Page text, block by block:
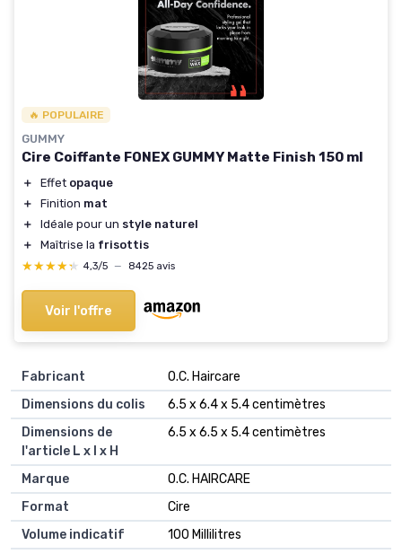
🔥 POPULAIRE
GUMMY
Cire Coiffante FONEX GUMMY Matte Finish 150 ml
＋ Effet opaque
＋
Finition mat
＋
Idéale pour un style naturel
＋
Maîtrise la frisottis
★★★★★
★★★★★ 4,3/5 — 8425 avis
Voir l'offre
Fabricant
‎O.C. Haircare
Dimensions du colis
‎6.5 x 6.4 x 5.4 centimètres
Dimensions de
l'article L x l x H
‎6.5 x 6.5 x 5.4 centimètres
Marque
‎O.C. HAIRCARE
Format
‎Cire
Volume indicatif
‎100 Millilitres